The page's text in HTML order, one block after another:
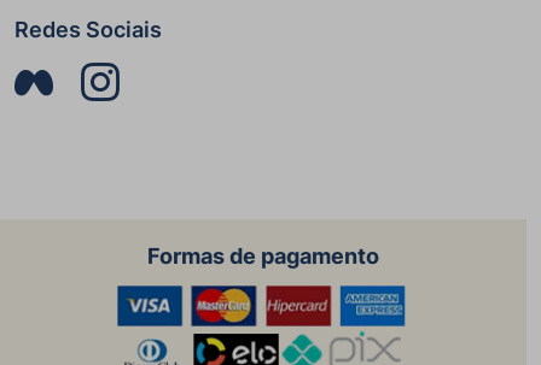
Redes Sociais
Formas de pagamento